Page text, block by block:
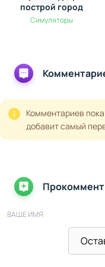
построй город
Симуляторы
Комментариев
добавит самый
ВАШЕ ИМЯ